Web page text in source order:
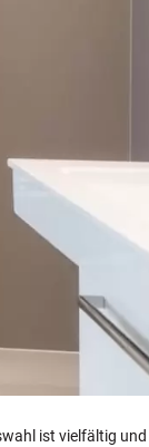
ist vielfältig